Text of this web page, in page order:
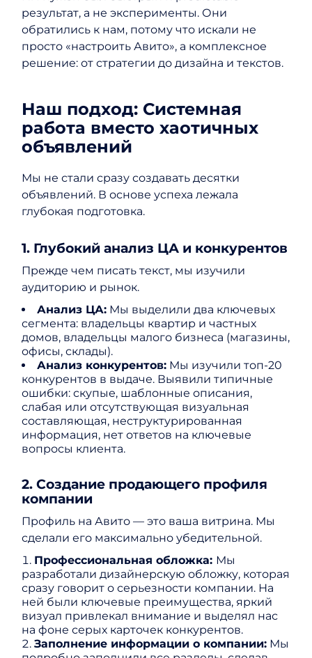
результат, а не эксперименты. Они
обратились к нам, потому что искали не
просто «настроить Авито», а комплексное
решение: от стратегии до дизайна и текстов.
Наш подход: Системная
работа вместо хаотичных
объявлений
Мы не стали сразу создавать десятки
объявлений. В основе успеха лежала
глубокая подготовка.
1. Глубокий анализ ЦА и конкурентов
Прежде чем писать текст, мы изучили
аудиторию и рынок.
Анализ ЦА:Мы выделили два ключевых
сегмента: владельцы квартир и частных
домов, владельцы малого бизнеса (магазины,
офисы, склады).
Анализ конкурентов:Мы изучили топ-20
конкурентов в выдаче. Выявили типичные
ошибки: скупые, шаблонные описания,
слабая или отсутствующая визуальная
составляющая, неструктурированная
информация, нет ответов на ключевые
вопросы клиента.
2. Создание продающего профиля
компании
Профиль на Авито — это ваша витрина. Мы
сделали его максимально убедительной.
Профессиональная обложка: Мы
разработали дизайнерскую обложку, которая
сразу говорит о серьезности компании. На
ней были ключевые преимущества, яркий
визуал привлекал внимание и выделял нас
на фоне серых карточек конкурентов.
Заполнение информации о компании:Мы